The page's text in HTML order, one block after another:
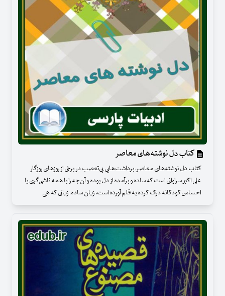
کتاب دل نوشته‌های معاصر
کتاب دل نوشته‌های معاصر، برداشت‌هایی بی‌تعصب در برخی از روزهای روزگار
علی اکبر سراوانی است که ساده و برآمده از دل بوده و آن‌چه را با همه ناشی‌گری یا
احساس کودکانه درک کرده‌ به قلم آورده‌ است. زبان ساده، زبانی که هی